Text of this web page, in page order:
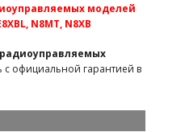
Set
наличии
Set 2p
наличии
моделей
N8MT, N8XB
официальной гарантией в